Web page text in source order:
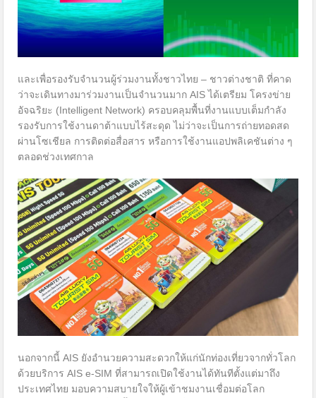
และเพื่อรองรับจำนวนผู้ร่วมงานทั้งชาวไทย – ชาวต่างชาติ ที่คาด
ว่าจะเดินทางมาร่วมงานเป็นจำนวนมาก AIS ได้เตรียม โครงข่าย
อัจฉริยะ (Intelligent Network) ครอบคลุมพื้นที่งานแบบเต็มกำลัง
รองรับการใช้งานดาต้าแบบไร้สะดุด ไม่ว่าจะเป็นการถ่ายทอดสด
ผ่านโซเชียล การติดต่อสื่อสาร หรือการใช้งานแอปพลิเคชันต่าง ๆ
ตลอดช่วงเทศกาล
นอกจากนี้ AIS ยังอำนวยความสะดวกให้แก่นักท่องเที่ยวจากทั่วโลก
ด้วยบริการ AIS e-SIM ที่สามารถเปิดใช้งานได้ทันทีตั้งแต่มาถึง
ประเทศไทย มอบความสบายใจให้ผู้เข้าชมงานเชื่อมต่อโลก